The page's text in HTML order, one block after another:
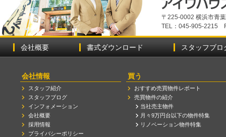
〒225-0002 横浜市青
TEL：045-905-2215
会社概要 書式ダウンロード スタッフブロ
会社情報
スタッフ紹介
スタッフブログ
インフォメーション
会社概要
採用情報
プライバシーポリシー
買う
おすすめ売買物件レポート
売買物件の紹介
当社売主物件
月々9万円台以下の物件特集
リノベーション物件特集